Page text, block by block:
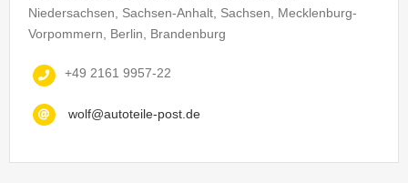
Niedersachsen, Sachsen-Anhalt, Sachsen, Mecklenburg-
Vorpommern, Berlin, Brandenburg
+49 2161 9957-22
wolf@autoteile-post.de